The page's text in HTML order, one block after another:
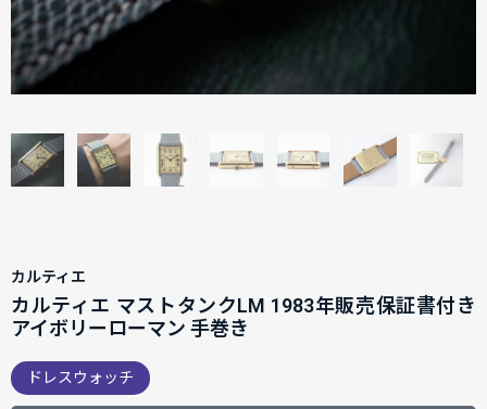
カルティエ
カルティエ マストタンクLM 1983年販売保証書付き
アイボリーローマン 手巻き
ドレスウォッチ